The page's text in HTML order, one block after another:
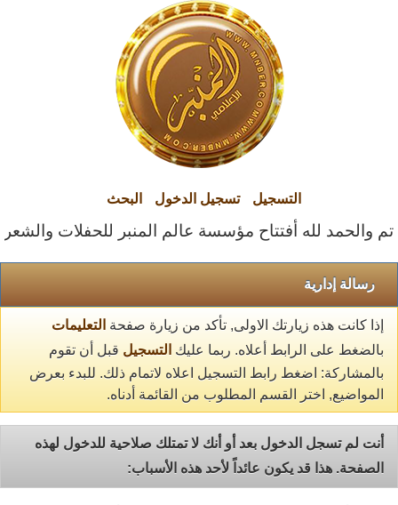
التسجيل تسجيل الدخول البحث
تم والحمد لله أفتتاح مؤسسة عالم المنبر للحفلات
رسالة إدارية
إذا كانت هذه زيارتك الاولى, تأكد من زيارة صفحة التعليمات
بالضغط على الرابط أعلاه. ربما عليك التسجيل قبل أن تقوم
بالمشاركة: اضغط رابط التسجيل اعلاه لاتمام ذلك. للبدء بعرض
المواضيع, اختر القسم المطلوب من القائمة أدناه.
أنت لم تسجل الدخول بعد أو أنك لا تمتلك صلاحية للدخول لهذه
الصفحة. هذا قد يكون عائداً لأحد هذه الأسباب: